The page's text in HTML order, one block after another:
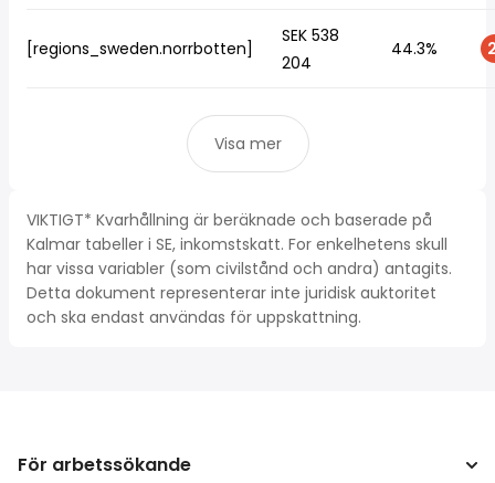
[regions_sweden.norrbotten]
SEK 538
204
44.3%
Visa mer
VIKTIGT* Kvarhållning är beräknade och baserade på
Kalmar tabeller i SE, inkomstskatt. For enkelhetens skull
har vissa variabler (som civilstånd och andra) antagits.
Detta dokument representerar inte juridisk auktoritet
och ska endast användas för uppskattning.
För arbetssökande